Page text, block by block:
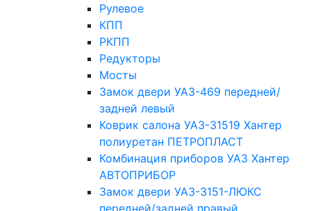
Рулевое
КПП
РКПП
Редукторы
Мосты
Замок двери УАЗ-469 передней/
задней левый
Коврик салона УАЗ-31519 Хантер
полиуретан ПЕТРОПЛАСТ
Комбинация приборов УАЗ Хантер
АВТОПРИБОР
Замок двери УАЗ-3151-ЛЮКС
передней/задней правый